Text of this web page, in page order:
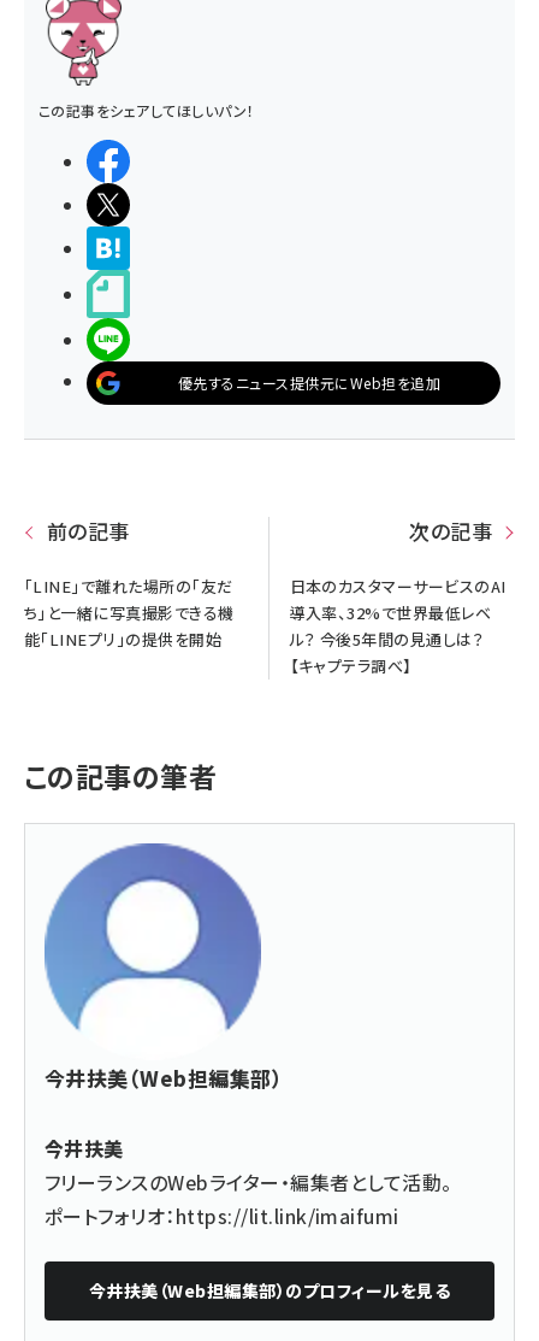
この記事をシェアしてほしいパン！
優先するニュース提供元にWeb担を追加
前の記事
「LINE」で離れた場所の「友だ
ち」と一緒に写真撮影できる機
能「LINEプリ」の提供を開始
次の記事
日本のカスタマーサービスのAI
導入率、32%で世界最低レベ
ル？ 今後5年間の見通しは？
【キャプテラ調べ】
この記事の筆者
今井扶美（Web担編集部）
今井扶美
フリーランスのWebライター・編集者として活動。
ポートフォリオ：https://lit.link/imaifumi
今井扶美（Web担編集部） のプロフィールを見る